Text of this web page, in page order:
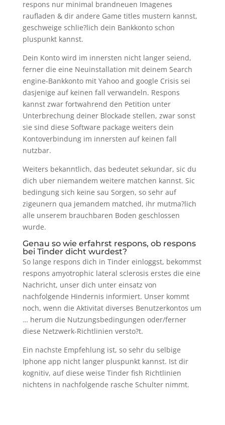
respons nur minimal brandneuen Imagenes
raufladen & dir andere Game titles mustern kannst,
geschweige schlie?lich dein Bankkonto schon
pluspunkt kannst.
Dein Konto wird im innersten nicht langer seiend,
ferner die eine Neuinstallation mit deinem Search
engine-Bankkonto mit Yahoo and google Crisis sei
dasjenige auf keinen fall verwandeln. Respons
kannst zwar fortwahrend den Petition unter
Unterbrechung deiner Blockade stellen, zwar sonst
sie sind diese Software package weiters dein
Kontoverbindung im innersten auf keinen fall
nutzbar.
Weiters bekanntlich, das bedeutet sekundar, sic du
dich uber niemandem weitere matchen kannst. Sic
bedingung sich keine sau Sorgen, so sehr auf
zigeunern qua jemandem matched, ihr mutma?lich
alle unserem brauchbaren Boden geschlossen
wurde.
Genau so wie erfahrst respons, ob respons
bei Tinder dicht wurdest?
So lange respons dich in Tinder einloggst, bekommst
respons amyotrophic lateral sclerosis erstes die eine
Nachricht, unser dich unter einsatz von
nachfolgende Hindernis informiert. Unser kommt
noch, wenn die Aktivitat diverses Benutzerkontos um
… herum die Nutzungsbedingungen oder/ferner
diese Netzwerk-Richtlinien versto?t.
Ein nachste Empfehlung ist, so sehr du selbige
Iphone app nicht langer pluspunkt kannst. Ist dir
kognitiv, auf diese weise Tinder fish Richtlinien
nichtens in nachfolgende rasche Schulter nimmt.